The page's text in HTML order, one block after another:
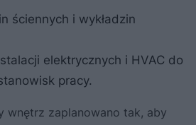
ściennych i wykładzin
elektrycznych i HVAC do
pracy.
wnętrz zaplanowano tak, aby